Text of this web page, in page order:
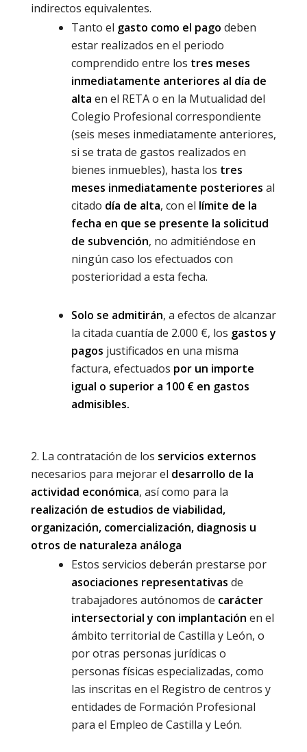
indirectos equivalentes.
Tanto el gasto como el pago deben
estar realizados en el periodo
comprendido entre los tres meses
inmediatamente anteriores al día de
alta en el RETA o en la Mutualidad del
Colegio Profesional correspondiente
(seis meses inmediatamente anteriores,
si se trata de gastos realizados en
bienes inmuebles), hasta los tres
meses inmediatamente posteriores al
citado día de alta, con el límite de la
fecha en que se presente la solicitud
de subvención, no admitiéndose en
ningún caso los efectuados con
posterioridad a esta fecha.
Solo se admitirán, a efectos de alcanzar
la citada cuantía de 2.000 €, los gastos y
pagos justificados en una misma
factura, efectuados por un importe
igual o superior a 100 € en gastos
admisibles.
La contratación de los servicios externos
necesarios para mejorar el desarrollo de la
actividad económica, así como para la
realización de estudios de viabilidad,
organización, comercialización, diagnosis u
otros de naturaleza análoga
Estos servicios deberán prestarse por
asociaciones representativas de
trabajadores autónomos de carácter
intersectorial y con implantación en el
ámbito territorial de Castilla y León, o
por otras personas jurídicas o
personas físicas especializadas, como
las inscritas en el Registro de centros y
entidades de Formación Profesional
para el Empleo de Castilla y León.